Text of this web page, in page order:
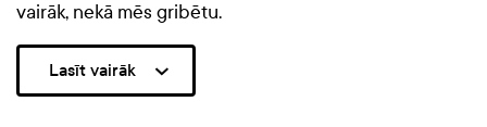
vairāk, nekā mēs gribētu.
Lasīt vairāk